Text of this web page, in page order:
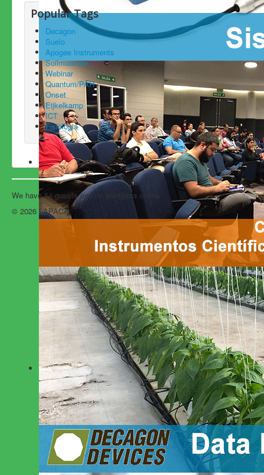
Popular Tags
Decagon
Suelo
Apogee Instruments
Soilmoisture
Webinar
Quantum/PAR
Onset
Eijkelkamp
ICT
Fisiologia
We have 54 guests and no members online
Back to Top
© 2026 LAPACA